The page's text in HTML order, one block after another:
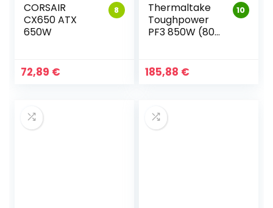
8
CORSAIR
CX650 ATX
650W
72,89 €
10
Thermaltake
Toughpower
PF3 850W (80+
185,88 €